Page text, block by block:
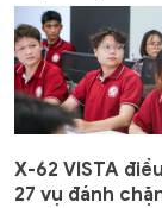
X-62 VISTA
27 vụ đánh